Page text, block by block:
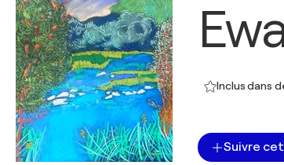
Inclus dans
Suivre